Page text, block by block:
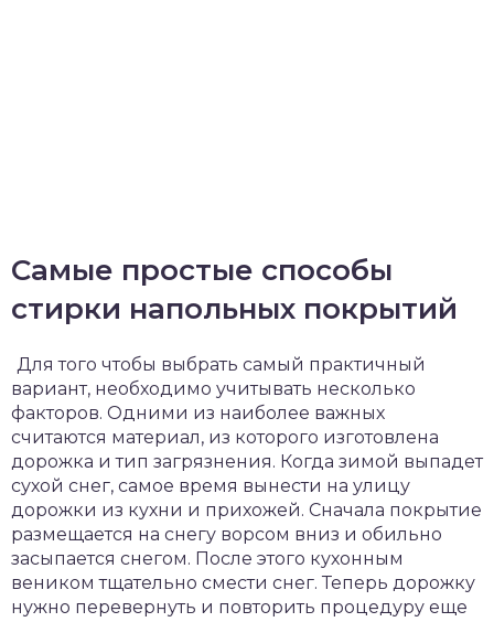
Самые простые способы
стирки напольных покрытий
Для того чтобы выбрать самый практичный
вариант, необходимо учитывать несколько
факторов. Одними из наиболее важных
считаются материал, из которого изготовлена
дорожка и тип загрязнения. Когда зимой выпадет
сухой снег, самое время вынести на улицу
дорожки из кухни и прихожей. Сначала покрытие
размещается на снегу ворсом вниз и обильно
засыпается снегом. После этого кухонным
веником тщательно смести снег. Теперь дорожку
нужно перевернуть и повторить процедуру еще